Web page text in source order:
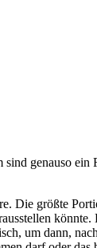
sind genauso
Die größte
um dann,